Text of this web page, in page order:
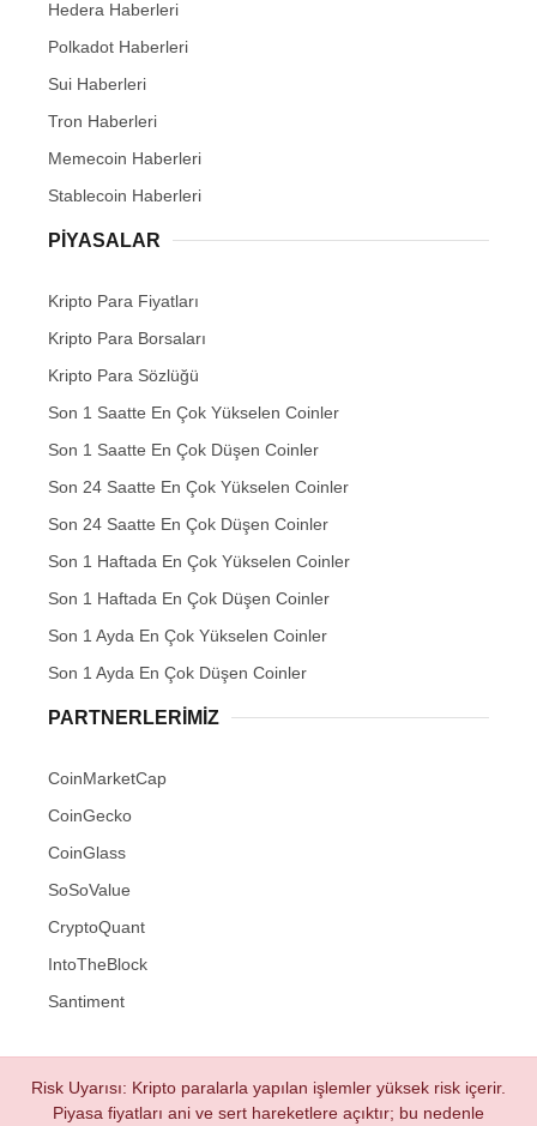
Hedera Haberleri
Polkadot Haberleri
Sui Haberleri
Tron Haberleri
Memecoin Haberleri
Stablecoin Haberleri
PIYASALAR
Kripto Para Fiyatları
Kripto Para Borsaları
Kripto Para Sözlüğü
Son 1 Saatte En Çok Yükselen Coinler
Son 1 Saatte En Çok Düşen Coinler
Son 24 Saatte En Çok Yükselen Coinler
Son 24 Saatte En Çok Düşen Coinler
Son 1 Haftada En Çok Yükselen Coinler
Son 1 Haftada En Çok Düşen Coinler
Son 1 Ayda En Çok Yükselen Coinler
Son 1 Ayda En Çok Düşen Coinler
PARTNERLERIMIZ
CoinMarketCap
CoinGecko
CoinGlass
SoSoValue
CryptoQuant
IntoTheBlock
Santiment
Risk Uyarısı: Kripto paralarla yapılan işlemler yüksek risk içerir.
Piyasa fiyatları ani ve sert hareketlere açıktır; bu nedenle